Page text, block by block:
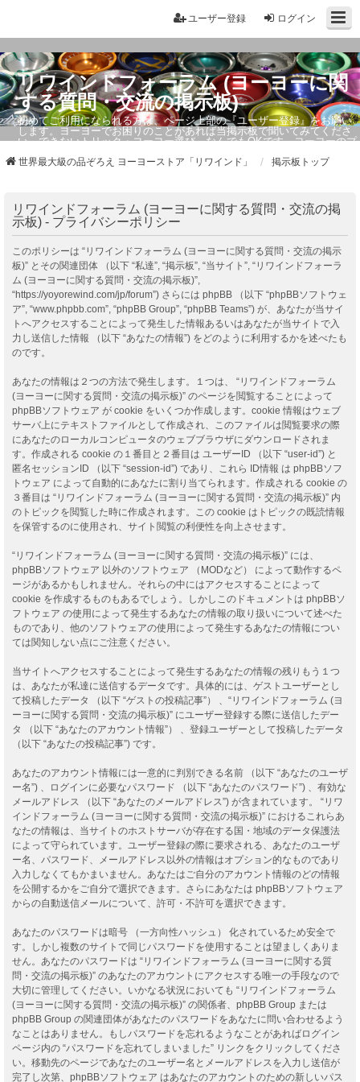
ログイン
ユーザー登録
リワインドフォーラム (ヨーヨーに関
する質問・交流の掲示板)
初めてご利用になられる方は、ページ上部の『ユーザー登録』をお願い
します。ヨーヨーでお困りのことがあれば当掲示板で聞いてみてくださ
い。できないトリック・ヨーヨー選び、なんでもOKです。ヨーヨーのプ
世界最大級の品ぞろえ ヨーヨーストア「リワインド」 掲示板トップ
リワインドフォーラム (ヨーヨーに関する質問・交流の掲
示板) - プライバシーポリシー
このポリシーは “リワインドフォーラム (ヨーヨーに関する質問・交流の掲示
板)” とその関連団体 （以下 “私達”, “掲示板”, “当サイト”, “リワインドフォーラ
ム (ヨーヨーに関する質問・交流の掲示板)”,
“https://yoyorewind.com/jp/forum”) さらには phpBB （以下 “phpBBソフトウェ
ア”, “www.phpbb.com”, “phpBB Group”, “phpBB Teams”) が、あなたが当サイ
トへアクセスすることによって発生した情報あるいはあなたが当サイトで入
力し送信した情報 （以下 “あなたの情報”) をどのように利用するかを述べたも
のです。
あなたの情報は２つの方法で発生します。１つは、 “リワインドフォーラム
(ヨーヨーに関する質問・交流の掲示板)” のページを閲覧することによって
phpBBソフトウェア が cookie をいくつか作成します。cookie 情報はウェブ
サーバ上にテキストファイルとして作成され、このファイルは閲覧要求の際
にあなたのローカルコンピュータのウェブブラウザにダウンロードされま
す。作成される cookie の１番目と２番目は ユーザーID （以下 “user-id”) と
匿名セッションID （以下 “session-id”) であり、これら ID情報 は phpBBソフ
トウェア によって自動的にあなたに割り当てられます。作成される cookie の
３番目は “リワインドフォーラム (ヨーヨーに関する質問・交流の掲示板)” 内
のトピックを閲覧した時に作成されます。この cookie はトピックの既読情報
を保管するのに使用され、サイト閲覧の利便性を向上させます。
“リワインドフォーラム (ヨーヨーに関する質問・交流の掲示板)” には、
phpBBソフトウェア 以外のソフトウェア （MODなど） によって動作するペ
ージがあるかもしれません。それらの中にはアクセスすることによって
cookie を作成するものもあるでしょう。しかしこのドキュメントは phpBBソ
フトウェア の使用によって発生するあなたの情報の取り扱いについて述べた
ものであり、他のソフトウェアの使用によって発生するあなたの情報につい
ては関知しない点にご注意ください。
当サイトへアクセスすることによって発生するあなたの情報の残りもう１つ
は、あなたが私達に送信するデータです。具体的には、ゲストユーザーとし
て投稿したデータ （以下 “ゲストの投稿記事”） 、“リワインドフォーラム (ヨ
ーヨーに関する質問・交流の掲示板)” にユーザー登録する際に送信したデー
タ （以下 “あなたのアカウント情報”） 、登録ユーザーとして投稿したデータ
（以下 “あなたの投稿記事”) です。
あなたのアカウント情報には一意的に判別できる名前 （以下 “あなたのユーザ
ー名”) 、ログインに必要なパスワード （以下 “あなたのパスワード”) 、有効な
メールアドレス （以下 “あなたのメールアドレス”) が含まれています。 “リワ
インドフォーラム (ヨーヨーに関する質問・交流の掲示板)” におけるこれらあ
なたの情報は、当サイトのホストサーバが存在する国・地域のデータ保護法
によって守られています。ユーザー登録の際に要求される、あなたのユーザ
ー名、パスワード、メールアドレス以外の情報はオプション的なものであり
入力しなくてもかまいません。あなたはご自分のアカウント情報のどの情報
を公開するかをご自分で選択できます。さらにあなたは phpBBソフトウェア
からの自動送信メールについて、許可・不許可を選択できます。
あなたのパスワードは暗号 （一方向性ハッシュ） 化されているため安全で
す。しかし複数のサイトで同じパスワードを使用することは望ましくありま
せん。あなたのパスワードは “リワインドフォーラム (ヨーヨーに関する質
問・交流の掲示板)” のあなたのアカウントにアクセスする唯一の手段なので
大切に管理してください。いかなる状況においても “リワインドフォーラム
(ヨーヨーに関する質問・交流の掲示板)” の関係者、phpBB Group または
phpBB Group の関連団体があなたのパスワードをあなたに問い合わせるよう
なことはありません。もしパスワードを忘れるようなことがあればログイン
ページ内の “パスワードを忘れてしまいました” リンクをクリックしてくださ
い。移動先のページであなたのユーザー名とメールアドレスを入力し送信が
完了し次第、phpBBソフトウェア はあなたのアカウントのための新しいパス